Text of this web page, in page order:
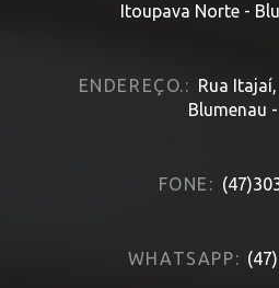
Itoupava Norte -
ENDEREÇO.: Rua
Blumenau -
FONE:
WHATSAPP: